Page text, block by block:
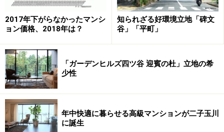
2017年下がらなかったマンシ
ョン価格、2018年は？
知られざる好環境立地「碑文
谷」「平町」
「ガーデンヒルズ四ツ谷 迎賓の杜」立地の希
少性
年中快適に暮らせる高級マンションが二子玉川
に誕生